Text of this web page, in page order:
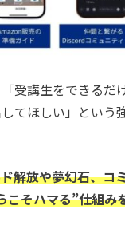
受講生をできるだ
てほしい」という
解放や夢幻石、コ
そハマる”仕組み